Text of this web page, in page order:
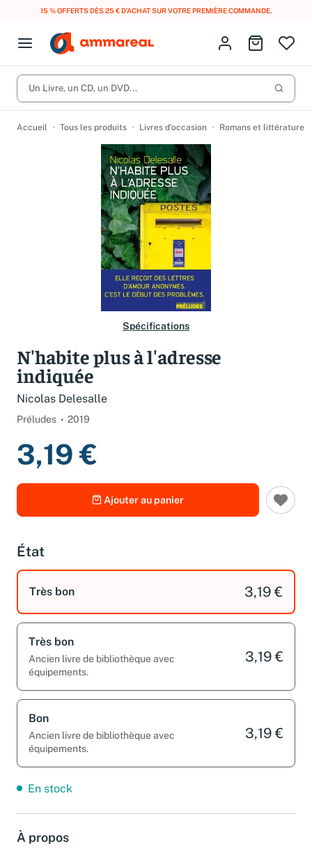
15 % OFFERTS DÈS 25 € D’ACHAT SUR VOTRE PREMIÈRE COMMANDE.
Open menu
Fermer le menu
CD d'occasion
DVD d'occasion
Vinyles d'occasion
Meilleures ventes
Nos engagements
Lancer
Vous n'avez pas trouvé l'article que vous cherchiez ?
Activez les notifications dans votre compte pour être alerté dès
qu'il est en stock.
Créer une alerte
Identifiez-vous
Aller au
Un Livre, un CD, un DVD...
Accueil Tous les produits Livres d’occasion Romans et littérature
Spécifications
N'habite plus à l'adresse
indiquée
Nicolas Delesalle
Préludes 2019
3,19 €
Ajouter au panier
État
Très bon 3,19 €
Très bon
Ancien livre de bibliothèque avec
équipements.
3,19 €
Bon
Ancien livre de bibliothèque avec
équipements.
3,19 €
En stock
À propos